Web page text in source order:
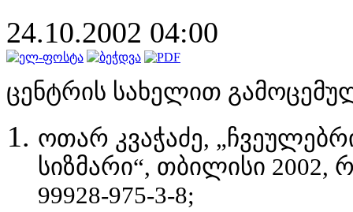
24.10.2002 04:00
ცენტრის სახელით
ოთარ კვაჭაძე, „ჩვეულებრ
სიზმარი“, თბილისი 2002,
99928-975-3-8;